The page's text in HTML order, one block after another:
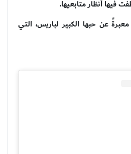
فيها أنظار متابعيها.
عن حبها الكبير لباريس، التي